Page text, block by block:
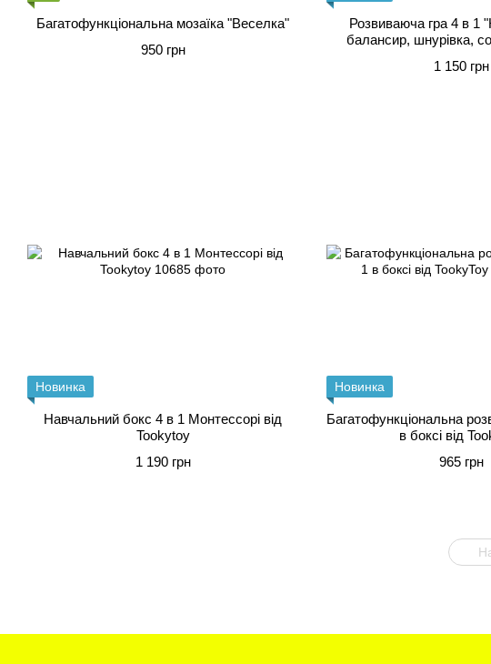
Багатофункціональна мозаїка "Веселка"
950 грн
Розвиваюча гра 4 в 1
балансир, шнурівка,
1 150 грн
Новинка
Навчальний бокс 4 в 1 Монтессорі від
Tookytoy
1 190 грн
Новинка
Багатофункціональна
в боксі від
965 грн